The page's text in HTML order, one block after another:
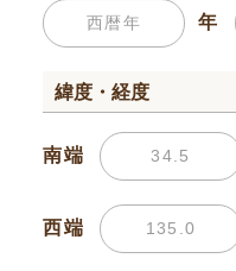
年
緯度・経度
南端
西端